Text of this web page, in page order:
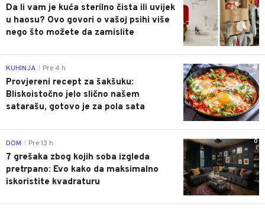
Da li vam je kuća sterilno čista ili uvijek
u haosu? Ovo govori o vašoj psihi više
nego što možete da zamislite
0
KUHINJA Pre 4 h
Provjereni recept za šakšuku:
Bliskoistočno jelo slično našem
satarašu, gotovo je za pola sata
0
DOM Pre 13 h
7 grešaka zbog kojih soba izgleda
pretrpano: Evo kako da maksimalno
iskoristite kvadraturu